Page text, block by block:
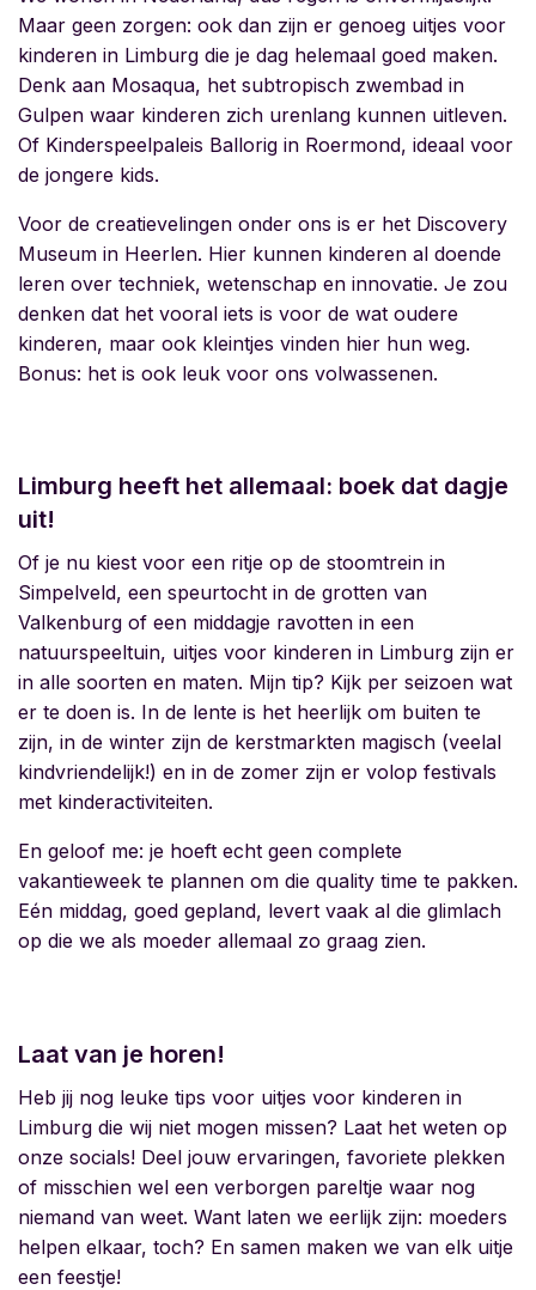
Maar geen zorgen: ook dan zijn er genoeg uitjes voor
kinderen in Limburg die je dag helemaal goed maken.
Denk aan Mosaqua, het subtropisch zwembad in
Gulpen waar kinderen zich urenlang kunnen uitleven.
Of Kinderspeelpaleis Ballorig in Roermond, ideaal voor
de jongere kids.
Voor de creatievelingen onder ons is er het Discovery
Museum in Heerlen. Hier kunnen kinderen al doende
leren over techniek, wetenschap en innovatie. Je zou
denken dat het vooral iets is voor de wat oudere
kinderen, maar ook kleintjes vinden hier hun weg.
Bonus: het is ook leuk voor ons volwassenen.
Limburg heeft het allemaal: boek dat dagje
uit!
Of je nu kiest voor een ritje op de stoomtrein in
Simpelveld, een speurtocht in de grotten van
Valkenburg of een middagje ravotten in een
natuurspeeltuin, uitjes voor kinderen in Limburg zijn er
in alle soorten en maten. Mijn tip? Kijk per seizoen wat
er te doen is. In de lente is het heerlijk om buiten te
zijn, in de winter zijn de kerstmarkten magisch (veelal
kindvriendelijk!) en in de zomer zijn er volop festivals
met kinderactiviteiten.
En geloof me: je hoeft echt geen complete
vakantieweek te plannen om die quality time te pakken.
Eén middag, goed gepland, levert vaak al die glimlach
op die we als moeder allemaal zo graag zien.
Laat van je horen!
Heb jij nog leuke tips voor uitjes voor kinderen in
Limburg die wij niet mogen missen? Laat het weten op
onze socials! Deel jouw ervaringen, favoriete plekken
of misschien wel een verborgen pareltje waar nog
niemand van weet. Want laten we eerlijk zijn: moeders
helpen elkaar, toch? En samen maken we van elk uitje
een feestje!